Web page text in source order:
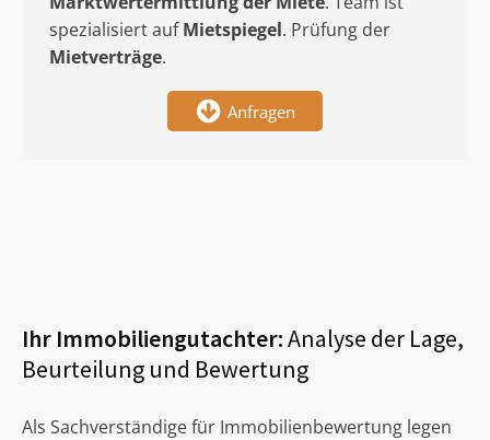
spezialisiert aufMietspiegel. Prüfung der
Mietverträge.
Anfragen
Ihr Immobiliengutachter:Analyse der Lage,
Beurteilung und Bewertung
Als Sachverständige für Immobilienbewertung legen